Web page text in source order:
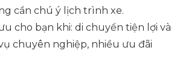
cần chú ý lịch trình xe.
cho bạn khi: di chuyển tiện lợi và
chuyên nghiệp, nhiều ưu đãi